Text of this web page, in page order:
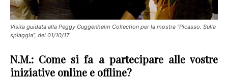
Visita guidata alla Peggy Guggenheim Collection per la mostra “Picasso. Sulla
spiaggia”, del 01/10/17
N.M.: Come si fa a partecipare alle vostre
iniziative online e offline?